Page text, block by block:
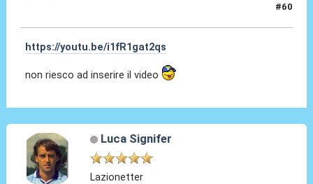
#60
https://youtu.be/i1fR1gat2qs
non riesco ad inserire il video
Luca Signifer
Lazionetter